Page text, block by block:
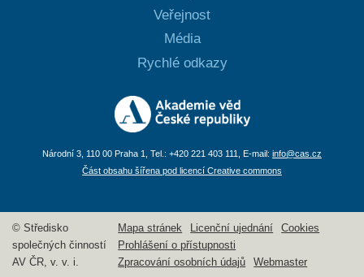
Veřejnost
Média
Rychlé odkazy
Národní 3, 110 00 Praha 1, Tel.: +420 221 403 111, E-mail: info@cas.cz
Část obsahu šířena pod licencí Creative commons
© Středisko
společných činností
AV ČR, v. v. i.
Mapa stránek Licenční ujednání
Cookies
Prohlášení o přístupnosti
Zpracování osobních údajů
Webmaster